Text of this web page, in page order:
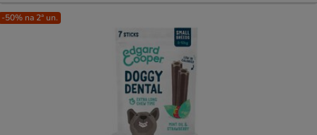
-50% na 2ª un.